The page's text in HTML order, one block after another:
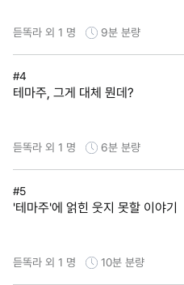
듣똑라 외 1 명 9분 분량
#4
테마주, 그게 대체 뭔데?
듣똑라 외 1 명 6분 분량
#5
'테마주'에 얽힌 웃지 못할 이야기
듣똑라 외 1 명 10분 분량